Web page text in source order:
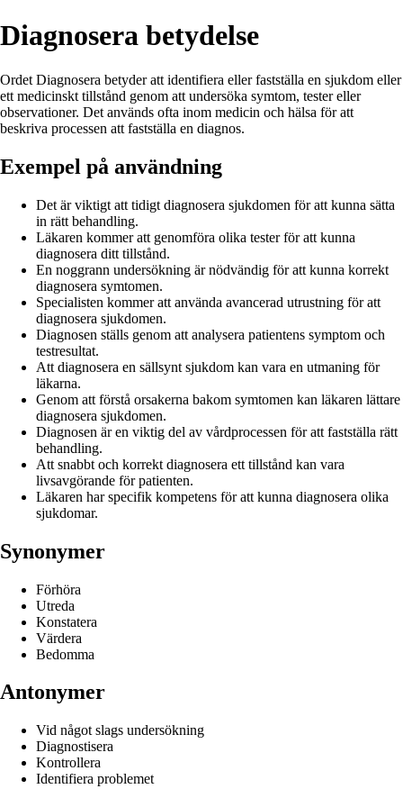
Diagnosera betydelse
Ordet Diagnosera betyder att identifiera eller fastställa en sjukdom eller
ett medicinskt tillstånd genom att undersöka symtom, tester eller
observationer. Det används ofta inom medicin och hälsa för att
beskriva processen att fastställa en diagnos.
Exempel på användning
Det är viktigt att tidigt diagnosera sjukdomen för att kunna sätta
in rätt behandling.
Läkaren kommer att genomföra olika tester för att kunna
diagnosera ditt tillstånd.
En noggrann undersökning är nödvändig för att kunna korrekt
diagnosera symtomen.
Specialisten kommer att använda avancerad utrustning för att
diagnosera sjukdomen.
Diagnosen ställs genom att analysera patientens symptom och
testresultat.
Att diagnosera en sällsynt sjukdom kan vara en utmaning för
läkarna.
Genom att förstå orsakerna bakom symtomen kan läkaren lättare
diagnosera sjukdomen.
Diagnosen är en viktig del av vårdprocessen för att fastställa rätt
behandling.
Att snabbt och korrekt diagnosera ett tillstånd kan vara
livsavgörande för patienten.
Läkaren har specifik kompetens för att kunna diagnosera olika
sjukdomar.
Synonymer
Förhöra
Utreda
Konstatera
Värdera
Bedomma
Antonymer
Vid något slags undersökning
Diagnostisera
Kontrollera
Identifiera problemet